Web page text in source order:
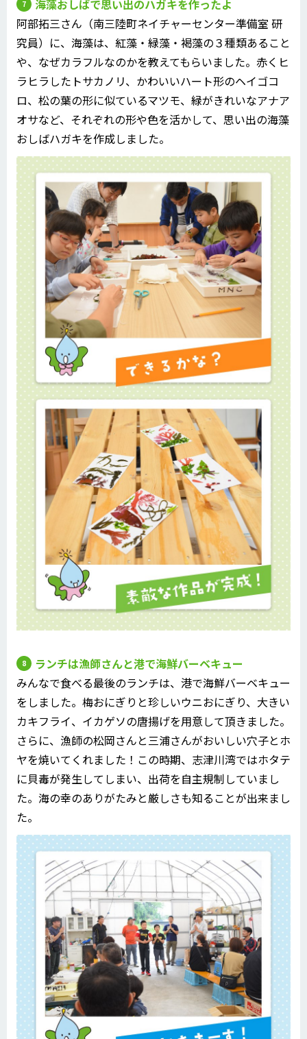
海藻おしばで思い出のハガキを作ったよ
阿部拓三さん（南三陸町ネイチャーセンター準備室 研
究員）に、海藻は、紅藻・緑藻・褐藻の３種類あること
や、なぜカラフルなのかを教えてもらいました。赤くヒ
ラヒラしたトサカノリ、かわいいハート形のヘイゴコ
ロ、松の葉の形に似ているマツモ、緑がきれいなアナア
オサなど、それぞれの形や色を活かして、思い出の海藻
おしばハガキを作成しました。
ランチは漁師さんと港で海鮮バーベキュー
みんなで食べる最後のランチは、港で海鮮バーベキュー
をしました。梅おにぎりと珍しいウニおにぎり、大きい
カキフライ、イカゲソの唐揚げを用意して頂きました。
さらに、漁師の松岡さんと三浦さんがおいしい穴子とホ
ヤを焼いてくれました！この時期、志津川湾ではホタテ
に貝毒が発生してしまい、出荷を自主規制していまし
た。海の幸のありがたみと厳しさも知ることが出来まし
た。